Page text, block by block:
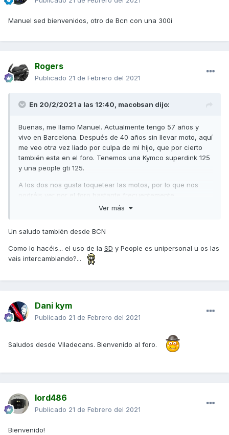
Manuel sed bienvenidos, otro de Bcn con una 300i
Rogers
Publicado 21 de Febrero del 2021
En 20/2/2021 a las 12:40, macobsan dijo:
Buenas, me llamo Manuel. Actualmente tengo 57 años y
vivo en Barcelona. Después de 40 años sin llevar moto, aquí
me veo otra vez liado por culpa de mi hijo, que por cierto
también esta en el foro. Tenemos una Kymco superdink 125
y una people gti 125.
A los dos nos gusta toquetear las motos, por lo que nos
podréis ver por el foro bastante frecuentemente.
Ver más
Un saludo también desde BCN
Como lo hacéis... el uso de la SD y People es unipersonal u os las
vais intercambiando?...
Dani kym
Publicado 21 de Febrero del 2021
Saludos desde Viladecans. Bienvenido al foro.
lord486
Publicado 21 de Febrero del 2021
Bienvenido!